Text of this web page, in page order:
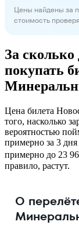
Цены найдены за
стоимость
За
покупать
Цена билета
того, насколько
вероятностью
примерно за 3
примерно до 23
правило, растут.
О